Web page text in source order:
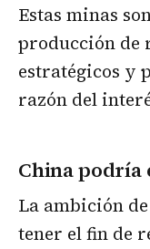
Estas minas
producción de
estratégicos y
razón del
China
La ambición
tener el fin de